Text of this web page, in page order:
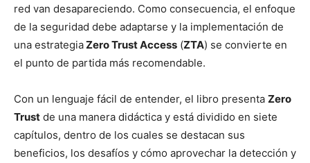
red van desapareciendo. Como consecuencia, el enfoque
de la seguridad debe adaptarse y la implementación de
una estrategiaZero Trust Access (ZTA) se convierte en
el punto de partida más recomendable.
Con un lenguaje fácil de entender, el libro presenta Zero
Trust de una manera didáctica y está dividido en siete
capítulos, dentro de los cuales se destacan sus
beneficios, los desafíos y cómo aprovechar la detección y